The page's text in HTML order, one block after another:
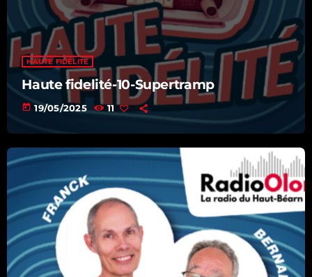
00:00 - 08:00
RFI
08:00 - 08:15
HAUTE FIDÉLITÉ
Haute fidelité-10-Supertramp
today 19/05/2025 11